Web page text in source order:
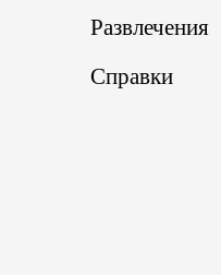
Развлечения
Справки